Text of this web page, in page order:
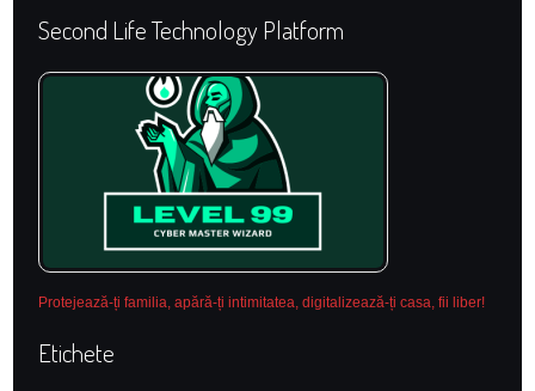
Second Life Technology Platform
Protejează-ți familia, apără-ți intimitatea, digitalizează-ți casa, fii liber!
Etichete